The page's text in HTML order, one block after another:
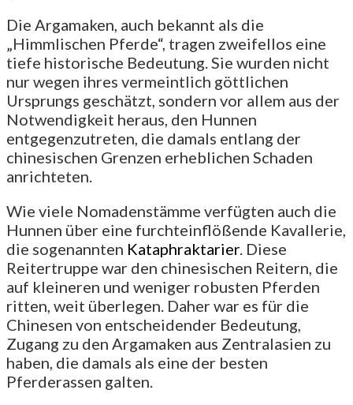
Die Argamaken, auch bekannt als die
„Himmlischen Pferde“, tragen zweifellos eine
tiefe historische Bedeutung. Sie wurden nicht
nur wegen ihres vermeintlich göttlichen
Ursprungs geschätzt, sondern vor allem aus der
Notwendigkeit heraus, den Hunnen
entgegenzutreten, die damals entlang der
chinesischen Grenzen erheblichen Schaden
anrichteten.
Wie viele Nomadenstämme verfügten auch die
Hunnen über eine furchteinflößende Kavallerie,
die sogenannten Kataphraktarier. Diese
Reitertruppe war den chinesischen Reitern, die
auf kleineren und weniger robusten Pferden
ritten, weit überlegen. Daher war es für die
Chinesen von entscheidender Bedeutung,
Zugang zu den Argamaken aus Zentralasien zu
haben, die damals als eine der besten
Pferderassen galten.